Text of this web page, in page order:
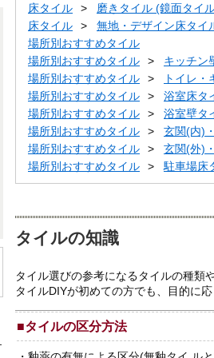
床タイル
磨きタイル (鏡面タイ
床タイル
無地・デザイン床タイ
場所別おすすめタイル
場所別おすすめタイル
キッチン
場所別おすすめタイル
トイレ・
場所別おすすめタイル
浴室床タ
場所別おすすめタイル
浴室壁タ
場所別おすすめタイル
玄関(内)
場所別おすすめタイル
玄関(外)
場所別おすすめタイル
駐車場床
タイルの知識
タイル選びの参考になるタイルの種類
タイルDIYが初めての方でも、目的に
■タイルの区分方法